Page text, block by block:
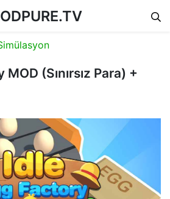
(Sınırsız Para) +